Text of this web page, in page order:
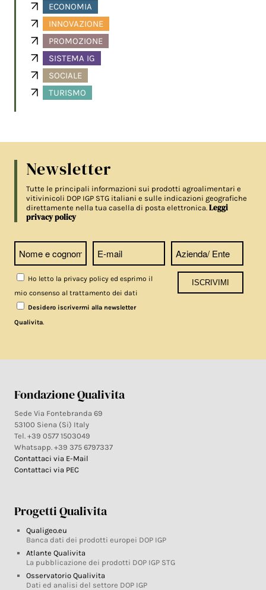
ECONOMIA
INNOVAZIONE
PROMOZIONE
SISTEMA IG
SOCIALE
TURISMO
Newsletter
Tutte le principali informazioni sui prodotti agroalimentari e
vitivinicoli DOP IGP STG italiani e sulle indicazioni geografiche
direttamente nella tua casella di posta elettronica.Leggi
privacy policy
Ho letto la privacy policy ed esprimo il
mio consenso al trattamento dei dati
Desidero iscrivermi alla newsletter
Qualivita
Fondazione Qualivita
Sede Via Fontebranda 69
53100 Siena (Si) Italy
Tel. +39 0577 1503049
Whatsapp. +39 375 6797337
Contattaci via E-Mail
Contattaci via PEC
Progetti Qualivita
Qualigeo.eu
Banca dati dei prodotti europei DOP IGP
Atlante Qualivita
La pubblicazione dei prodotti DOP IGP STG
Osservatorio Qualivita
Dati ed analisi del settore DOP IGP